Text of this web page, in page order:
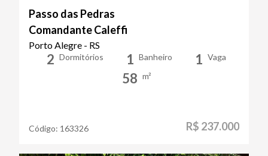
Passo das Pedras
Comandante Caleffi
Porto Alegre - RS
2 Dormitórios 1 Banheiro 1 Vaga
58 m²
Código: 163326 R$ 237.000